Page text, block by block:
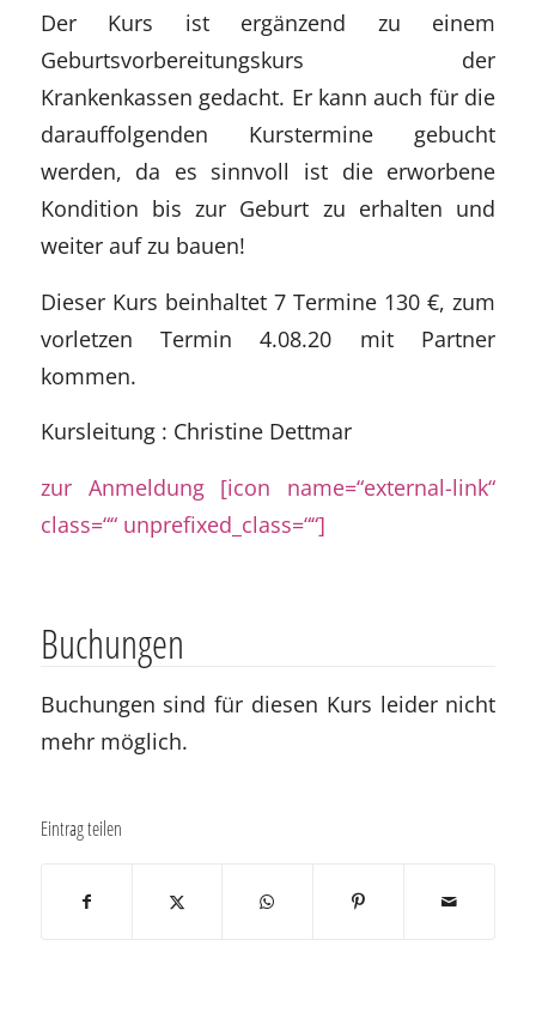
Der Kurs ist ergänzend zu einem
Geburtsvorbereitungskurs der
Krankenkassen gedacht. Er kann auch für die
darauffolgenden Kurstermine gebucht
werden, da es sinnvoll ist die erworbene
Kondition bis zur Geburt zu erhalten und
weiter auf zu bauen!
Dieser Kurs beinhaltet 7 Termine 130 €, zum
vorletzen Termin 4.08.20 mit Partner
kommen.
Kursleitung : Christine Dettmar
zur Anmeldung [icon name=“external-link“
class=““ unprefixed_class=““]
Buchungen
Buchungen sind für diesen Kurs leider nicht
mehr möglich.
Eintrag teilen